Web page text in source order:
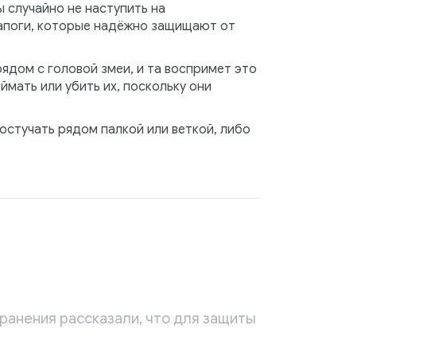
не наступить на
которые надёжно защищают от
с головой змеи, и та воспримет это
или убить их, поскольку они
рядом палкой или веткой, либо
рассказали, что для защиты